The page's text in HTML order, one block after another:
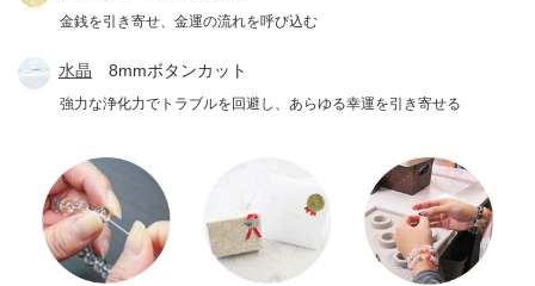
金銭を引き寄せ、金運の流れを呼び込む
水晶 8mmボタンカット
強力な浄化力でトラブルを回避し、あらゆる幸運を引き寄せる